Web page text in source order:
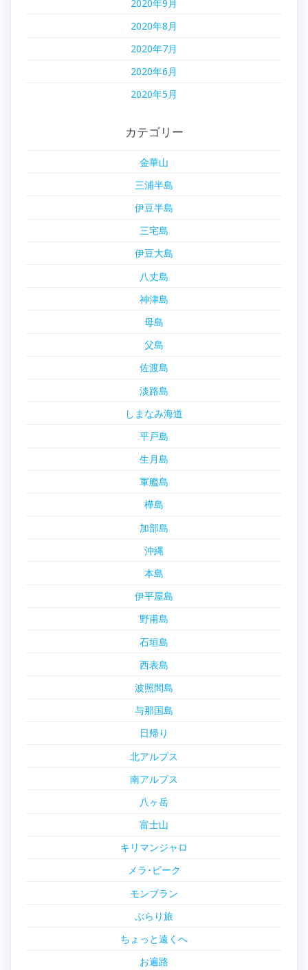
2020年9月
2020年8月
2020年7月
2020年6月
2020年5月
カテゴリー
金華山
三浦半島
伊豆半島
三宅島
伊豆大島
八丈島
神津島
母島
父島
佐渡島
淡路島
しまなみ海道
平戸島
生月島
軍艦島
樺島
加部島
沖縄
本島
伊平屋島
野甫島
石垣島
西表島
波照間島
与那国島
日帰り
北アルプス
南アルプス
八ヶ岳
富士山
キリマンジャロ
メラ･ピーク
モンブラン
ぶらり旅
ちょっと遠くへ
お遍路